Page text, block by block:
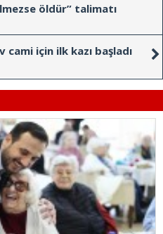
öldür” talimatı
cami için ilk kazı başladı